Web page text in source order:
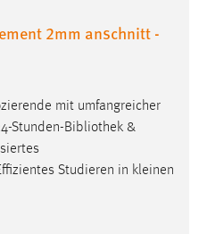
2mm anschnitt -
mit umfangreicher
Stunden-Bibliothek &
Studieren in kleinen